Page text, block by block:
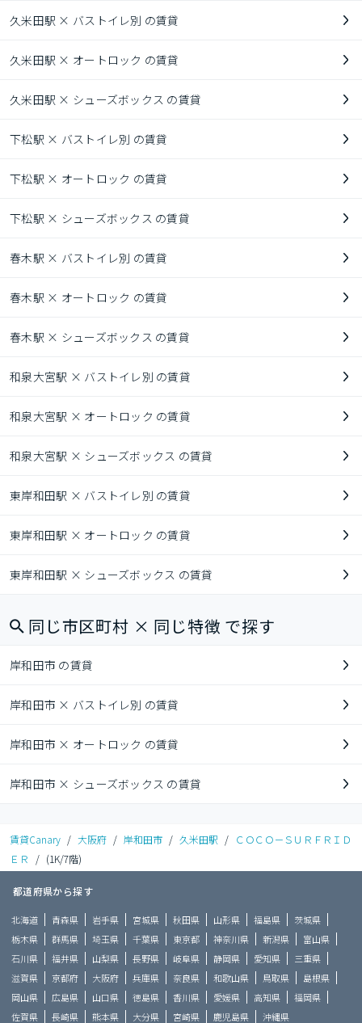
久米田駅 × バストイレ別 の賃貸
久米田駅 × オートロック の賃貸
久米田駅 × シューズボックス の賃貸
下松駅 × バストイレ別 の賃貸
下松駅 × オートロック の賃貸
下松駅 × シューズボックス の賃貸
春木駅 × バストイレ別 の賃貸
春木駅 × オートロック の賃貸
春木駅 × シューズボックス の賃貸
和泉大宮駅 × バストイレ別 の賃貸
和泉大宮駅 × オートロック の賃貸
和泉大宮駅 × シューズボックス の賃貸
東岸和田駅 × バストイレ別 の賃貸
東岸和田駅 × オートロック の賃貸
東岸和田駅 × シューズボックス の賃貸
同じ市区町村 × 同じ特徴 で探す
岸和田市 の賃貸
岸和田市 × バストイレ別 の賃貸
岸和田市 × オートロック の賃貸
岸和田市 × シューズボックス の賃貸
賃貸Canary / 大阪府 / 岸和田市 / 久米田駅 / ＣＯＣＯ－ＳＵＲＦＲＩＤ
ＥＲ
/ (1K/7階)
都道府県から探す
北海道 青森県 岩手県 宮城県 秋田県 山形県 福島県
茨城県
栃木県
群馬県 埼玉県 千葉県 東京都 神奈川県 新潟県
富山県
石川県
福井県 山梨県 長野県 岐阜県 静岡県 愛知県
三重県
滋賀県
京都府 大阪府 兵庫県 奈良県 和歌山県 鳥取県
島根県
岡山県
広島県 山口県 徳島県 香川県 愛媛県 高知県
福岡県
佐賀県
長崎県 熊本県 大分県 宮崎県 鹿児島県 沖縄県